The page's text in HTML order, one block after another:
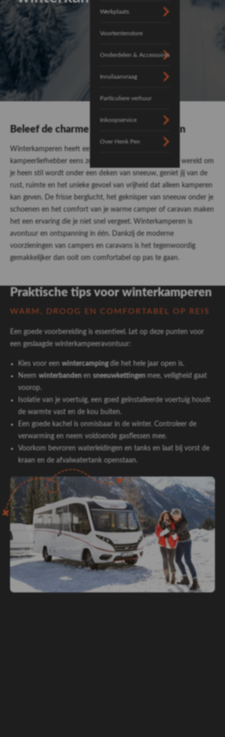
Werkplaats
Voortentenstore
Onderdelen & Accessoires
Inruilaanvraag
Particuliere verhuur
Inkoopservice
Over Henk Pen
Beleef de charme van winterkamperen
Winterkamperen heeft een unieke charme die elke
kampeerliefhebber eens zou moeten ervaren. Terwijl de wereld om
je heen stil wordt onder een deken van sneeuw, geniet jij van de
rust, ruimte en het unieke gevoel van vrijheid dat alleen kamperen
kan geven. De frisse berglucht, het geknisper van sneeuw onder je
schoenen en het comfort van je warme camper of caravan maken
het een ervaring die je niet snel vergeet. Winterkamperen is
avontuur en ontspanning in één. Dankzij de moderne
voorzieningen van campers en caravans is het tegenwoordig
gemakkelijker dan ooit om comfortabel op pas te gaan.
Praktische tips voor winterkamperen
WARM, DROOG EN COMFORTABEL OP REIS
Een goede voorbereiding is essentieel. Let op deze punten voor
een geslaagde winterkampeeravontuur:
Kies voor een wintercamping die het hele jaar open is.
Neem winterbanden en sneeuwkettingen mee, veiligheid gaat
voorop.
Isolatie van je voertuig, een goed geïnstalleerde voertuig houdt
de warmte vast en de kou buiten.
Een goede kachel is onmisbaar in de winter. Controleer de
verwarming en neem voldoende gasflessen mee.
Voorkom bevroren waterleidingen en tanks en laat bij vorst de
kraan en de afvalwatertank openstaan.